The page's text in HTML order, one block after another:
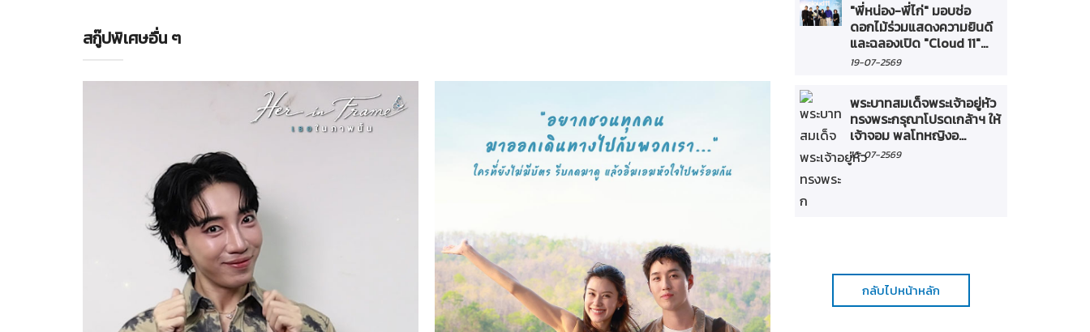
สกู๊ปพิเศษอื่น ๆ
"พี่หน่อง-พี่ไก่" มอบช่อ
ดอกไม้ร่วมแสดงความยินดี
และฉลองเปิด "Cloud 11"...
19-07-2569
พระบาทสมเด็จพระเจ้าอยู่หัว
ทรงพระกรุณาโปรดเกล้าฯ ให้
เจ้าจอม พลโทหญิงอ...
16-07-2569
กลับไปหน้าหลัก